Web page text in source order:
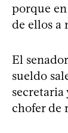
porque
de ellos a
El
sueldo
secretaria
chofer de